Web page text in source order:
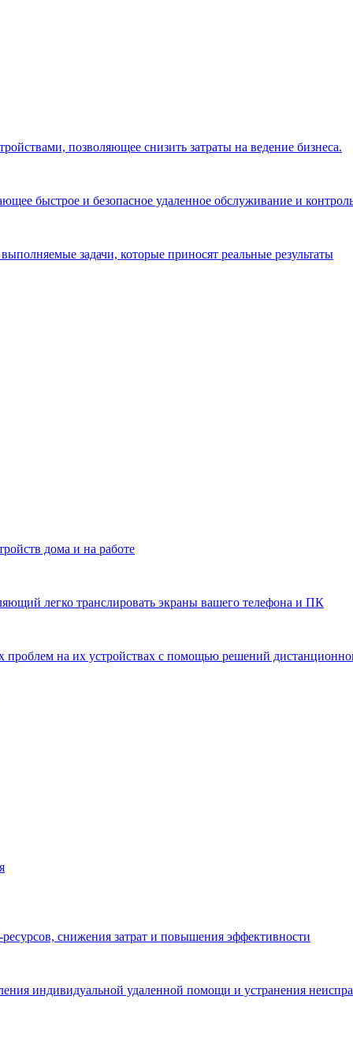
позволяющее снизить затраты на ведение бизнеса.
быстрое и безопасное удаленное обслуживание и
задачи, которые приносят реальные результаты
дома и на работе
легко транслировать экраны вашего телефона и ПК
проблем на их устройствах с помощью решений
снижения затрат и повышения эффективности
индивидуальной удаленной помощи и устранения